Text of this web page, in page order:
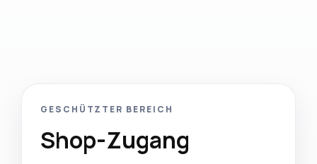
GESCHÜTZTER BEREICH
Shop-Zugang